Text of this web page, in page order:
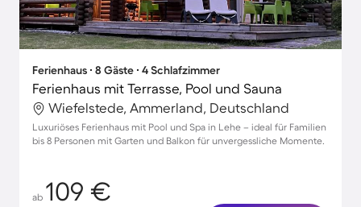
Ferienhaus ∙ 8 Gäste ∙ 4 Schlafzimmer
Ferienhaus mit Terrasse, Pool und Sauna
Wiefelstede, Ammerland, Deutschland
Luxuriöses Ferienhaus mit Pool und Spa in Lehe – ideal für Familien
bis 8 Personen mit Garten und Balkon für unvergessliche Momente.
ab 109 €